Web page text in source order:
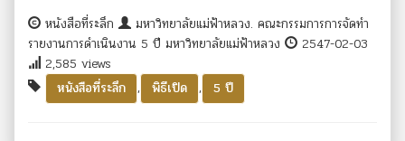
หนังสือที่ระลึก
มหาวิทยาลัยแม่ฟ้าหลวง. คณะกรรมการการจัดทำ
รายงานการดำเนินงาน 5 ปี มหาวิทยาลัยแม่ฟ้าหลวง
2547-02-03
2,585 views
หนังสือที่ระลึก
, พิธีเปิด , 5 ปี